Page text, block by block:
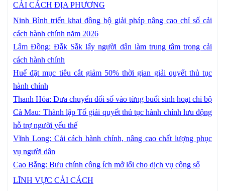
CẢI CÁCH ĐỊA PHƯƠNG
Ninh Bình triển khai đồng bộ giải pháp nâng cao chỉ số cải
cách hành chính năm 2026
Lâm Đồng: Đắk Sắk lấy người dân làm trung tâm trong cải
cách hành chính
Huế đặt mục tiêu cắt giảm 50% thời gian giải quyết thủ tục
hành chính
Thanh Hóa: Đưa chuyển đổi số vào từng buổi sinh hoạt chi bộ
Cà Mau: Thành lập Tổ giải quyết thủ tục hành chính lưu động
hỗ trợ người yếu thế
Vĩnh Long: Cải cách hành chính, nâng cao chất lượng phục
vụ người dân
Cao Bằng: Bưu chính công ích mở lối cho dịch vụ công số
LĨNH VỰC CẢI CÁCH